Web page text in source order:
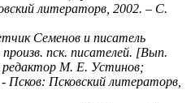
литераторв, 2002. – С.
Семенов и писатель
пск. писателей. [Вып.
М. Е. Устинов;
Псковский литераторв,